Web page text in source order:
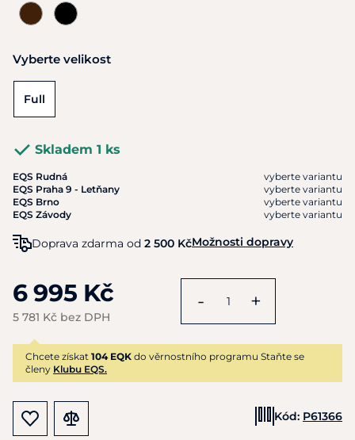
Vyberte velikost
Full
Skladem 1 ks
EQS Rudná
vyberte variantu
EQS Praha 9 - Letňany
vyberte variantu
EQS Brno
vyberte variantu
EQS Závody
vyberte variantu
Doprava zdarma od 2 500 KčMožnosti dopravy
6 995 Kč
5 781 Kč bez DPH
- +
Chcete získat 104 EQK do věrnostního programu Staňte se
členy Klubu EQS.
Kód: P61366